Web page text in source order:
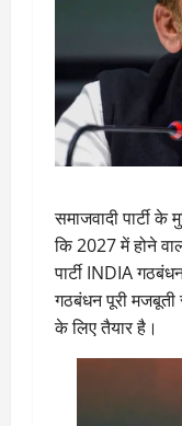
समाजवादी पार्टी
कि 2027 में होने
पार्टी INDIA
गठबंधन पूरी
के लिए तैयार है।